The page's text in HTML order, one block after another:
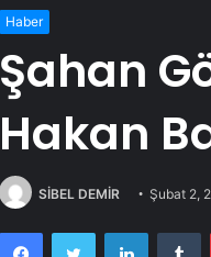
Haber
Şahan
Hakan
SİBEL DEMİR Şubat 2,
FacebookTwitter LinkedIn